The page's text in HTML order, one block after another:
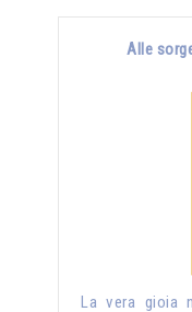
Alle
La vera gioia